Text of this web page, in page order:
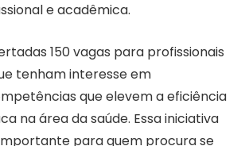
e acadêmica.
150 vagas para profissionais
tenham interesse em
que elevem a eficiência
na área da saúde. Essa iniciativa
para quem procura se